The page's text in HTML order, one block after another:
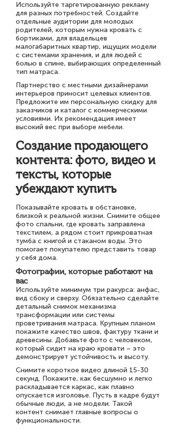
Используйте таргетированную рекламу
для разных потребностей. Создайте
отдельные аудитории для молодых
родителей, которым нужна кровать с
бортиками, для владельцев
малогабаритных квартир, ищущих модели
с системами хранения, и для людей с
болью в спине, выбирающих определенный
тип матраса.
Партнерство с местными дизайнерами
интерьеров приносит целевых клиентов.
Предложите им персональную скидку для
заказчиков и каталог с коммерческими
условиями. Их рекомендация имеет
высокий вес при выборе мебели.
Создание продающего
контента: фото, видео и
тексты, которые
убеждают купить
Показывайте кровать в обстановке,
близкой к реальной жизни. Снимите общее
фото спальни, где кровать заправлена
текстилем, а рядом стоит прикроватная
тумба с книгой и стаканом воды. Это
помогает покупателю представить товар
у себя дома.
Фотографии, которые работают на
вас
Используйте минимум три ракурса: анфас,
вид сбоку и сверху. Обязательно сделайте
детальный снимок механизма
трансформации или системы
проветривания матраса. Крупным планом
покажите качество швов, фактуру ткани и
древесины. Добавьте фото с человеком,
который сидит на краю кровати – это
демонстрирует устойчивость и высоту.
Снимите короткое видео длиной 15-30
секунд. Покажите, как бесшумно и легко
раскладывается каркас, как плавно
опускается изголовье. Пусть в кадре будут
обычные люди, а не модели. Такой
контент снимает главные вопросы о
функциональности.